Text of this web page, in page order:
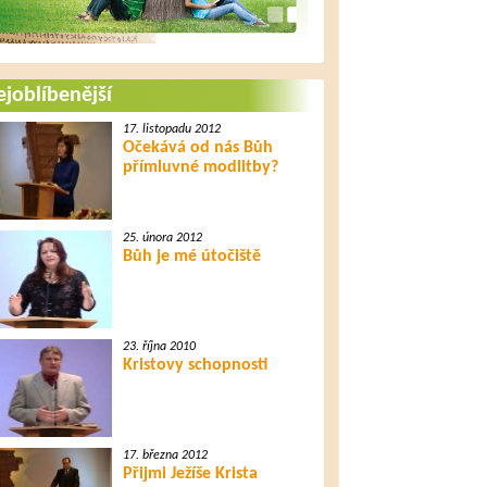
17. listopadu 2012
Očekává od nás Bůh
přímluvné modlitby?
25. února 2012
Bůh je mé útočiště
23. října 2010
Kristovy schopnosti
17. března 2012
Přijmi Ježíše Krista